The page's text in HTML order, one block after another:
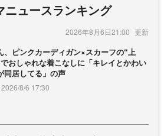
ニュースランキング
2026年8月6日21:00
、ピンクカーディガン×スカーフの“上
おしゃれな着こなしに「キレイとかわい
同居してる」の声
2026/8/6 17:30